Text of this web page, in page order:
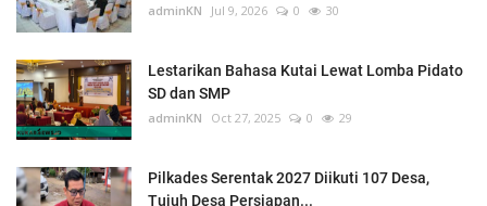
adminKN Jul 9, 2026 0 30
Lestarikan Bahasa Kutai Lewat Lomba Pidato
SD dan SMP
adminKN Oct 27, 2025 0 29
Pilkades Serentak 2027 Diikuti 107 Desa,
Tujuh Desa Persiapan...